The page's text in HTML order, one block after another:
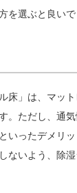
を選ぶと良いで
床」は、マッ
。ただし、通
いったデメリ
ないよう、除